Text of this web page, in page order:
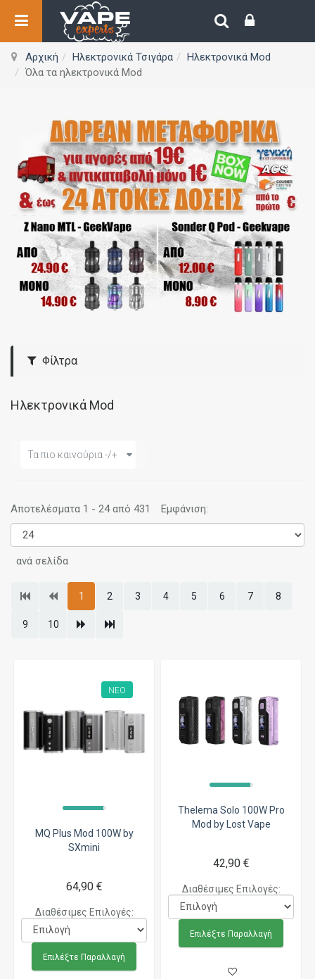
Αρχική Ηλεκτρονικά Τσιγάρα
Ηλεκτρονικά Mod
Όλα τα ηλεκτρονικά Mod
Φίλτρα
Ηλεκτρονικά Mod
Τα πιο καινούρια -/+
Αποτελέσματα 1 - 24 από 431 Εμφάνιση:
ανά σελίδα
1 2 3 4 5 6 7 8
9 10
ΝΈΟ
MQ Plus Mod 100W by
SXmini
64,90 €
Διαθέσιμες Επιλογές:
Επιλέξτε Παραλλαγή
Thelema Solo 100W Pro
Mod by Lost Vape
42,90 €
Διαθέσιμες Επιλογές:
Επιλέξτε Παραλλαγή